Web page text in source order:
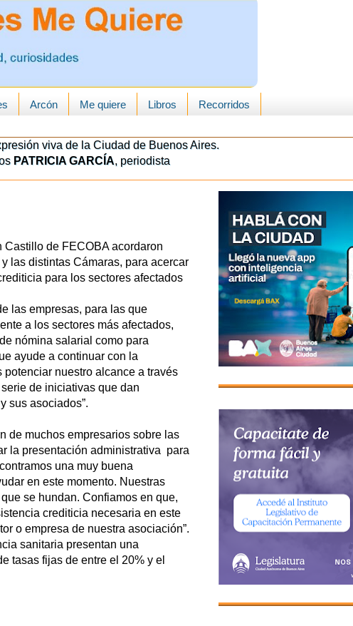
Arcón Me quiere Libros Recorridos
viva de la Ciudad de Buenos Aires.
PATRICIA GARCÍA, periodista
de FECOBA acordaron
las distintas Cámaras, para acercar
para los sectores afectados
las empresas, para las que
a los sectores más afectados,
nómina salarial como para
ayude a continuar con la
nuestro alcance a través
de iniciativas que dan
sus asociados”.
de muchos empresarios sobre las
la presentación administrativa para
una muy buena
en este momento. Nuestras
se hundan. Confiamos en que,
crediticia necesaria en este
o empresa de nuestra asociación”.
sanitaria presentan una
tasas fijas de entre el 20% y el